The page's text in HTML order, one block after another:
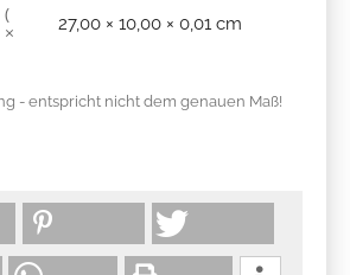
(
27,00 × 10,00 × 0,01 cm
- entspricht nicht dem genauen Maß!